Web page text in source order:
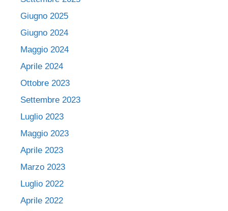
Giugno 2025
Giugno 2024
Maggio 2024
Aprile 2024
Ottobre 2023
Settembre 2023
Luglio 2023
Maggio 2023
Aprile 2023
Marzo 2023
Luglio 2022
Aprile 2022